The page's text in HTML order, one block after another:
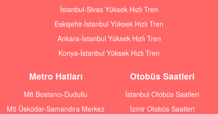
İstanbul-Sivas Yüksek Hızlı Tren
Eskişehir-İstanbul Yüksek Hızlı Tren
Ankara-İstanbul Yüksek Hızlı Tren
Konya-İstanbul Yüksek Hızlı Tren
Metro Hatları
M8 Bostancı-Dudullu
M5 Üsküdar-Samandıra Merkez
Otobüs Saatleri
İstanbul Otobüs Saatleri
İzmir Otobüs Saatleri